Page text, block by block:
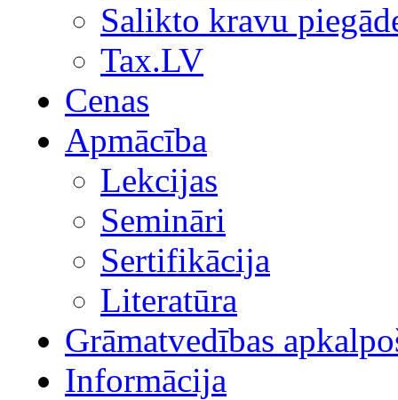
Salikto kravu
Tax.LV
Cenas
Apmācība
Lekcijas
Semināri
Sertifikācija
Literatūra
Grāmatvedības
Informācija